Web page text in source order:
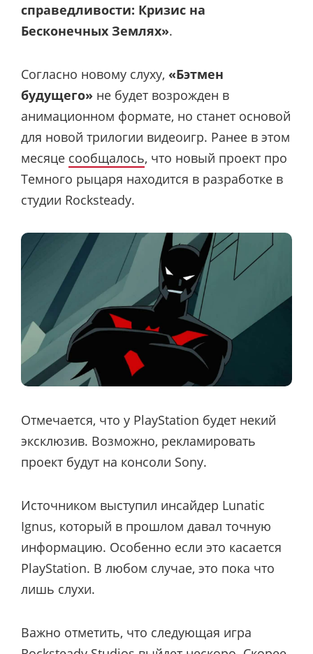
справедливости: Кризис на
Бесконечных Землях».
Согласно новому слуху, «Бэтмен
будущего» не будет возрожден в
анимационном формате, но станет основой
для новой трилогии видеоигр. Ранее в этом
месяце сообщалось, что новый проект про
Темного рыцаря находится в разработке в
студии Rocksteady.
Отмечается, что у PlayStation будет некий
эксклюзив. Возможно, рекламировать
проект будут на консоли Sony.
Источником выступил инсайдер Lunatic
Ignus, который в прошлом давал точную
информацию. Особенно если это касается
PlayStation. В любом случае, это пока что
лишь слухи.
Важно отметить, что следующая игра